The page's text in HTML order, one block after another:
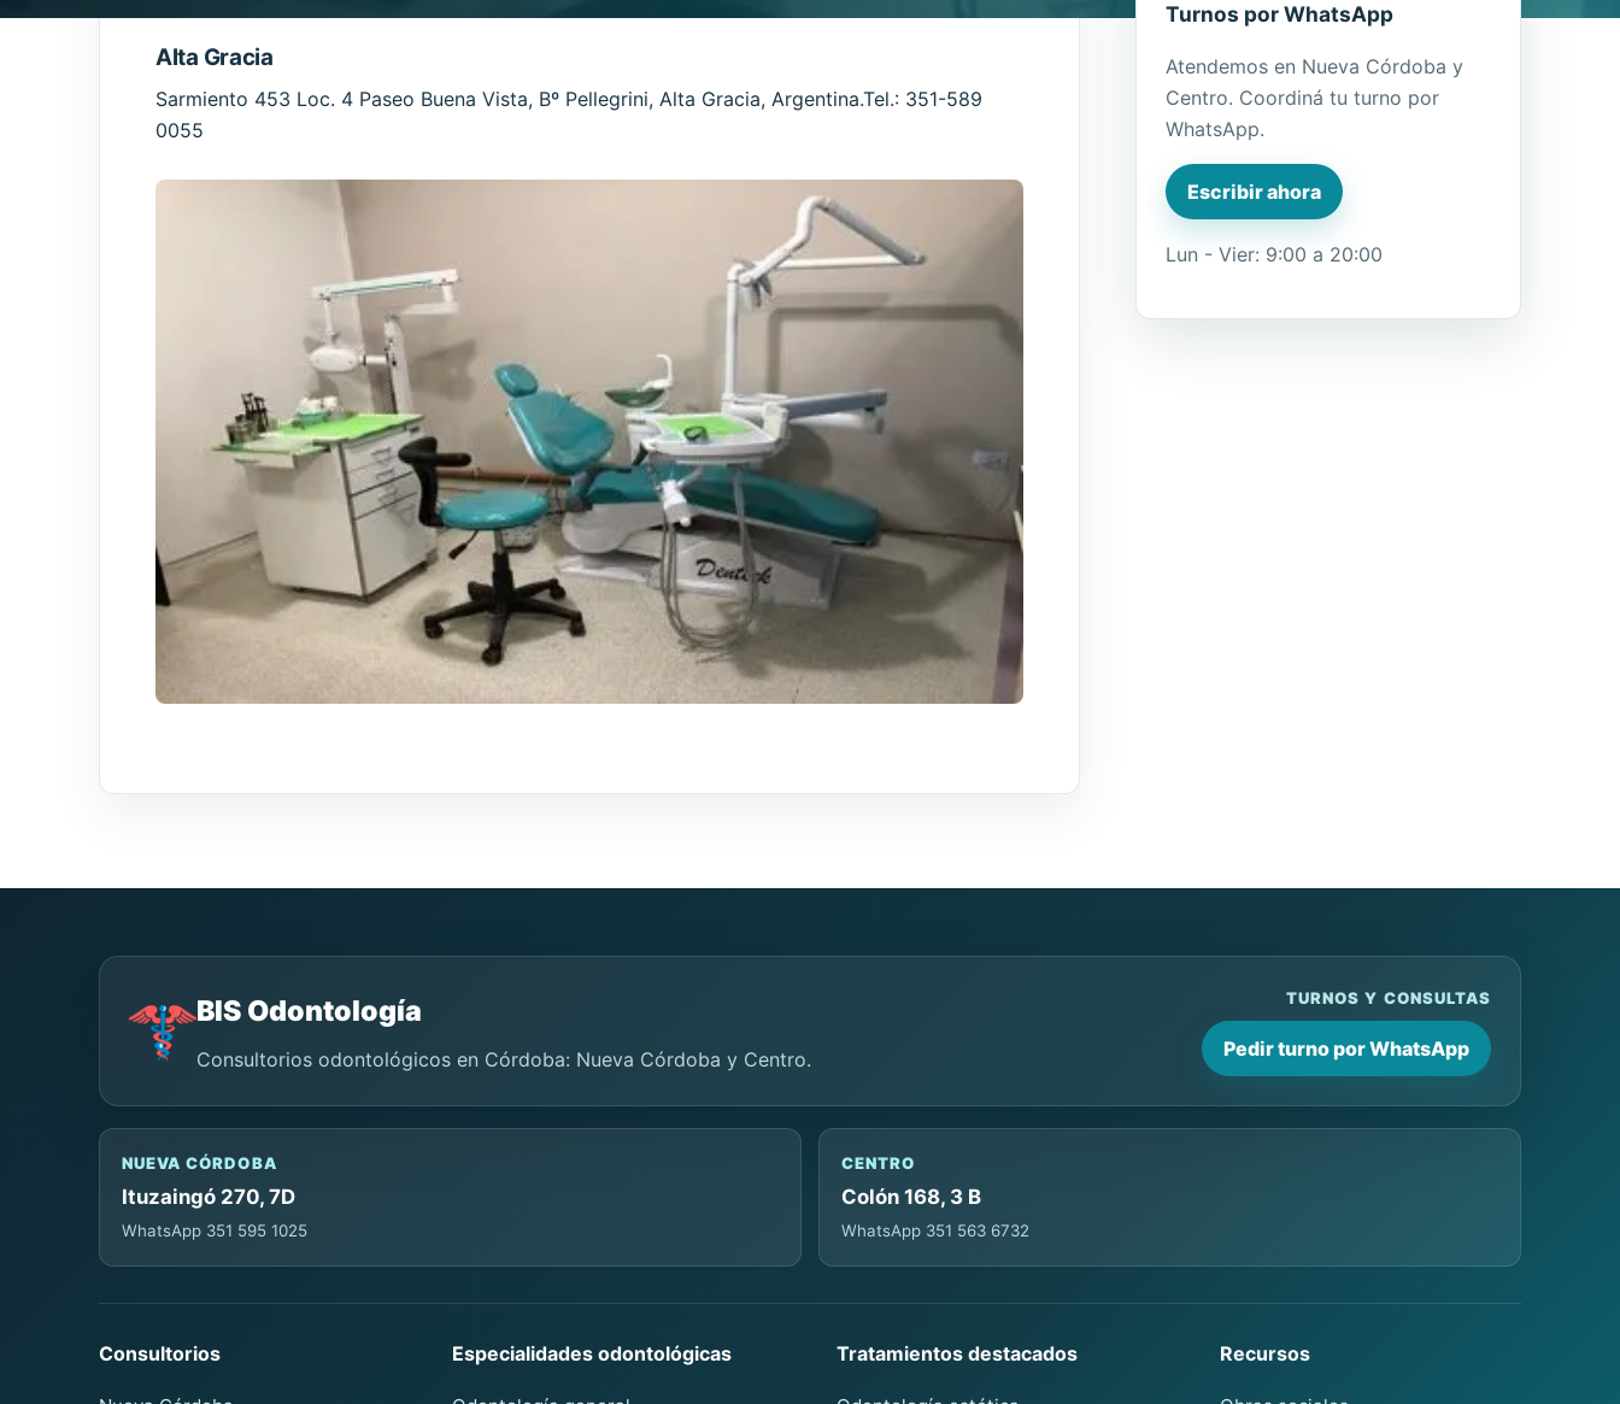
Alta Gracia
Sarmiento 453 Loc. 4 Paseo Buena Vista, Bº Pellegrini, Alta Gracia, Argentina.Tel.: 351-589
0055
Turnos por WhatsApp
Atendemos en Nueva Córdoba y
Centro. Coordiná tu turno por
WhatsApp.
Escribir ahora
Lun - Vier: 9:00 a 20:00
BIS Odontología
Consultorios odontológicos en Córdoba: Nueva Córdoba y Centro.
TURNOS Y CONSULTAS
Pedir turno por WhatsApp
NUEVA CÓRDOBA
Ituzaingó 270, 7D
WhatsApp 351 595 1025
CENTRO
Colón 168, 3 B
WhatsApp 351 563 6732
Consultorios Especialidades odontológicas Tratamientos destacados Recursos